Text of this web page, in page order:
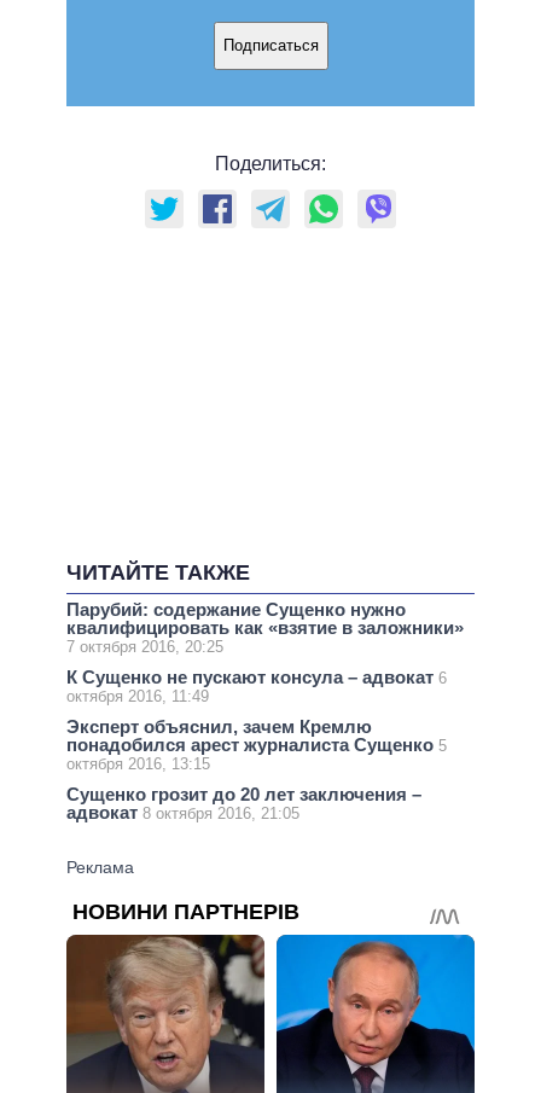
Подписаться
Поделиться:
ЧИТАЙТЕ ТАКЖЕ
Парубий: содержание Сущенко нужно
квалифицировать как «взятие в заложники»
7 октября 2016, 20:25
К Сущенко не пускают консула – адвокат 6
октября 2016, 11:49
Эксперт объяснил, зачем Кремлю
понадобился арест журналиста Сущенко 5
октября 2016, 13:15
Сущенко грозит до 20 лет заключения –
адвокат 8 октября 2016, 21:05